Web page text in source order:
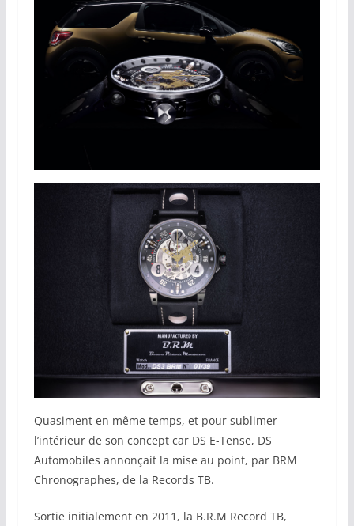
Quasiment en même temps, et pour sublimer
l’intérieur de son concept car DS E-Tense, DS
Automobiles annonçait la mise au point, par BRM
Chronographes, de la Records TB.
Sortie initialement en 2011, la B.R.M Record TB,